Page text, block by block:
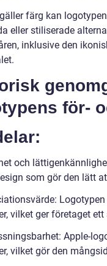
färg kan
eller stiliserade
inklusive den
för-
och
som gör den lätt
vilket ger företaget
Apple-
vilket gör den